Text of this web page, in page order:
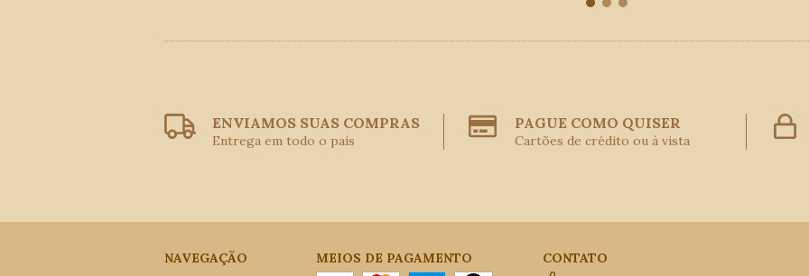
ENVIAMOS SUAS COMPRAS
Entrega em todo o país
PAGUE COMO QUISER
Cartões de crédito ou à vista
NAVEGAÇÃO
MEIOS DE PAGAMENTO
CONTATO